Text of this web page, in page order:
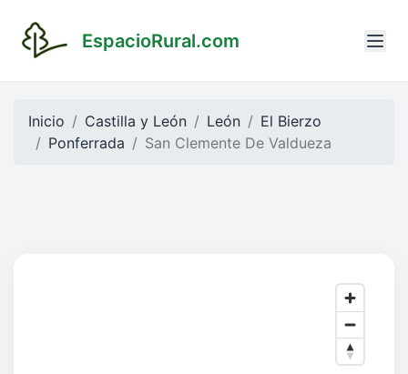
EspacioRural.com
Inicio Castilla y León León
El Bierzo
Ponferrada
San Clemente De Valdueza